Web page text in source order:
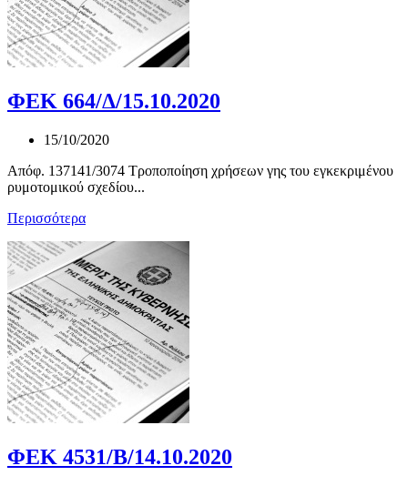
ΦΕΚ 664/Δ/15.10.2020
15/10/2020
Απόφ. 137141/3074 Τροποποίηση χρήσεων γης του εγκεκριμένου
ρυμοτομικού σχεδίου...
Περισσότερα
ΦΕΚ 4531/Β/14.10.2020